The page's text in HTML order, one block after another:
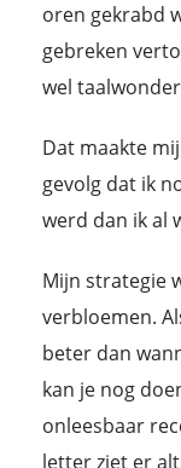
oren gekrabd
gebreken
wel
Dat maakte
gevolg dat ik
werd dan ik al
Mijn strategie
verbloemen.
beter dan
kan je nog
onleesbaar
letter ziet er